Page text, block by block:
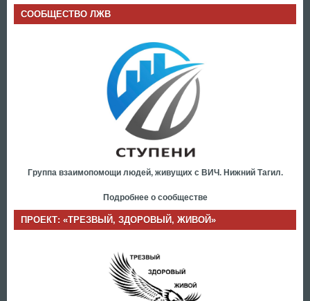
СООБЩЕСТВО ЛЖВ
Группа взаимопомощи людей, живущих с ВИЧ. Нижний Тагил.
Подробнее о сообществе
ПРОЕКТ: «ТРЕЗВЫЙ, ЗДОРОВЫЙ, ЖИВОЙ»